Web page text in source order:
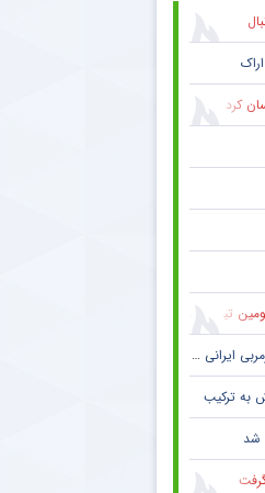
کرد
اروپا
آمریکا
به ترکیب
شد